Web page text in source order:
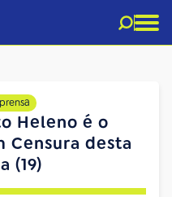
Heleno é o
Censura desta
(19)